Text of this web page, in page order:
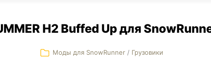
VALHEIM CYBERPUNK 2077
H2 Buffed Up для
Моды для SnowRunner / Грузовики